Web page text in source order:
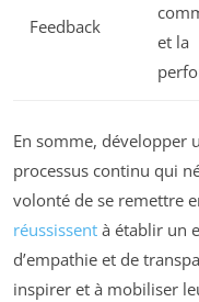
Feedback
et la
En somme, développer
processus continu qui
volonté de se remettre
réussissent à établir un
d’empathie et de
inspirer et à mobiliser